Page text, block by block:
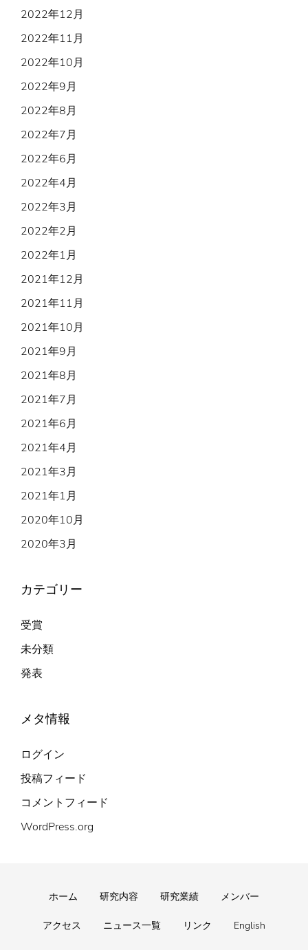
2022年12月
2022年11月
2022年10月
2022年9月
2022年8月
2022年7月
2022年6月
2022年4月
2022年3月
2022年2月
2022年1月
2021年12月
2021年11月
2021年10月
2021年9月
2021年8月
2021年7月
2021年6月
2021年4月
2021年3月
2021年1月
2020年10月
2020年3月
カテゴリー
受賞
未分類
発表
メタ情報
ログイン
投稿フィード
コメントフィード
WordPress.org
Footerホーム 研究内容 研究業績 メンバー
アクセス ニュース一覧 リンク English